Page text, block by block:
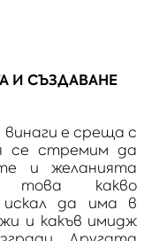
И СЪЗДАВАНЕ
е среща с
се стремим да
и желанията
това какво
искал да има в
и какъв имидж